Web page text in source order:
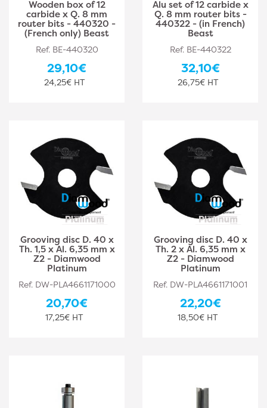
Wooden box of 12
carbide x Q. 8 mm
router bits - 440320 -
(French only) Beast
Ref. BE-440320
29,10€
24,25€ HT
Alu set of 12 carbide x
Q. 8 mm router bits -
440322 - (in French)
Beast
Ref. BE-440322
32,10€
26,75€ HT
Grooving disc D. 40 x
Th. 1,5 x Al. 6,35 mm x
Z2 - Diamwood
Platinum
Ref. DW-PLA4661171000
20,70€
17,25€ HT
Grooving disc D. 40 x
Th. 2 x Al. 6,35 mm x
Z2 - Diamwood
Platinum
Ref. DW-PLA4661171001
22,20€
18,50€ HT